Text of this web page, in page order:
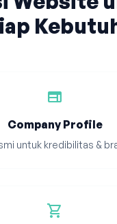
web
Company Profile
untuk kredibilitas &
shopping_cart